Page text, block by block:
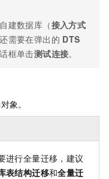
建数据库（接入方式
需要在弹出的 DTS
框单击测试连接。
象。
进行全量迁移，建议
表结构迁移和全量迁